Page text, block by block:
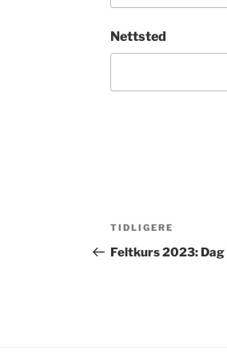
Nettsted
Forrige
innlegg
TIDLIGERE
Feltkurs 2023: Dag